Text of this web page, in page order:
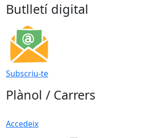
Butlletí digital
Subscriu-te
Plànol / Carrers
Accedeix